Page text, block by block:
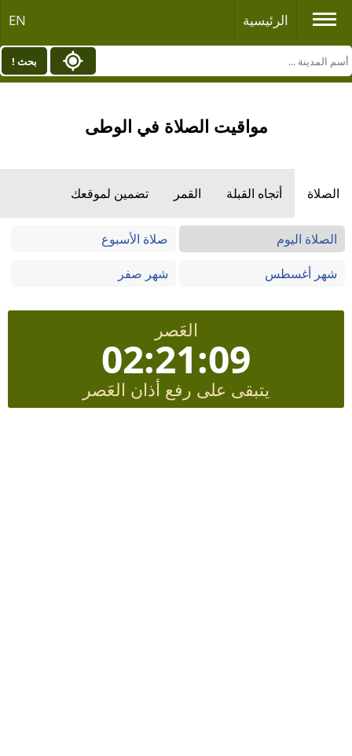
الرئيسية EN
بحث !
مواقيت الصلاة في الوطى
الصلاة أتجاه القبلة القمر تضمين لموقعك
الصلاة اليوم
صلاة الأسبوع
شهر أغسطس
شهر صفر
العَصر
02:21:08
يتبقى على رفع أذان العَصر